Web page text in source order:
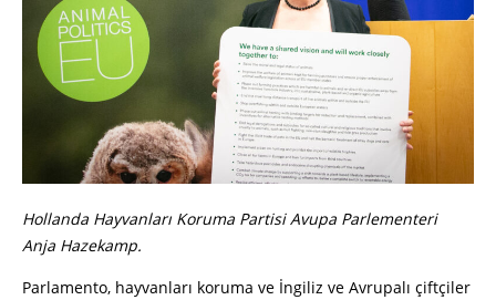
Hollanda Hayvanları Koruma Partisi Avupa Parlementeri
Anja Hazekamp.
Parlamento, hayvanları koruma ve İngiliz ve Avrupalı ​​çiftçiler